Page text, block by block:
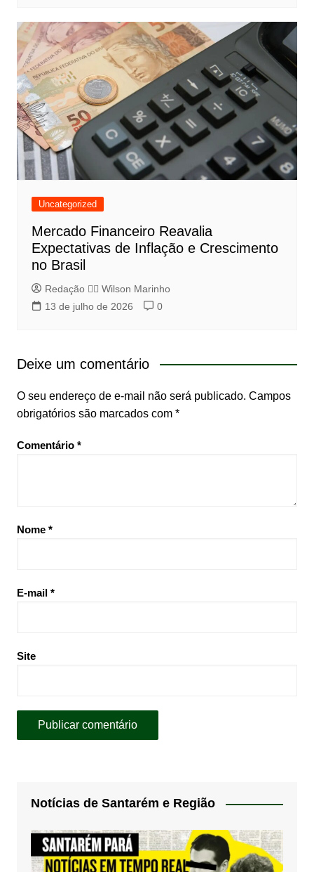
Uncategorized
Mercado Financeiro Reavalia
Expectativas de Inflação e Crescimento
no Brasil
Redação 👨‍⚖️​ Wilson Marinho
13 de julho de 2026
0
Deixe um comentário
O seu endereço de e-mail não será publicado. Campos
obrigatórios são marcados com *
Comentário *
Nome *
E-mail *
Site
Notícias de Santarém e Região